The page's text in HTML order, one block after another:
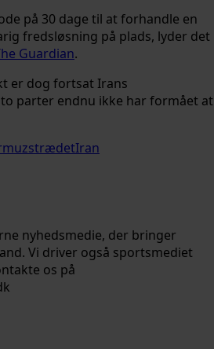
på 30 dage til at forhandle en
fredsløsning på plads, lyder det
Guardian.
er dog fortsat Irans
parter endnu ikke har formået at
Iran
nyhedsmedie, der bringer
Vi driver også sportsmediet
os på